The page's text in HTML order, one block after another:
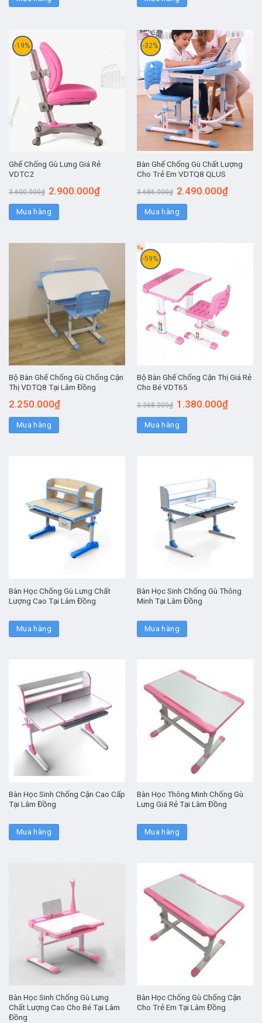
-19%
Ghế Chống Gù Lưng Giá Rẻ
VDTC2
3.600.000₫ 2.900.000₫
Mua hàng
-32%
Bàn Ghế Chống Gù Chất Lượng
Cho Trẻ Em VDTQ8 QLUS
3.686.000₫ 2.490.000₫
Mua hàng
Bộ Bàn Ghế Chống Gù Chống Cận
Thị VDTQ8 Tại Lâm Đồng
2.250.000₫
Mua hàng
-59%
Bộ Bàn Ghế Chống Cận Thị Giá Rẻ
Cho Bé VDT65
3.368.000₫ 1.380.000₫
Mua hàng
Bàn Học Chống Gù Lưng Chất
Lượng Cao Tại Lâm Đồng
Mua hàng
Bàn Học Sinh Chống Gù Thông
Minh Tại Lâm Đồng
Mua hàng
Bàn Học Sinh Chống Cận Cao Cấp
Tại Lâm Đồng
Mua hàng
Bàn Học Thông Minh Chống Gù
Lưng Giá Rẻ Tại Lâm Đồng
Mua hàng
Bàn Học Sinh Chống Gù Lưng
Chất Lượng Cao Cho Bé Tại Lâm
Đồng
Bàn Học Chống Gù Chống Cận
Cho Trẻ Em Tại Lâm Đồng